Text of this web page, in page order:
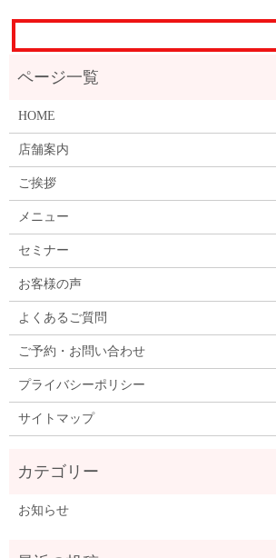
HOME
店舗案内
ご挨拶
メニュー
セミナー
お客様の声
よくあるご質問
ご予約・お問い合わせ
プライバシーポリシー
サイトマップ
お知らせ